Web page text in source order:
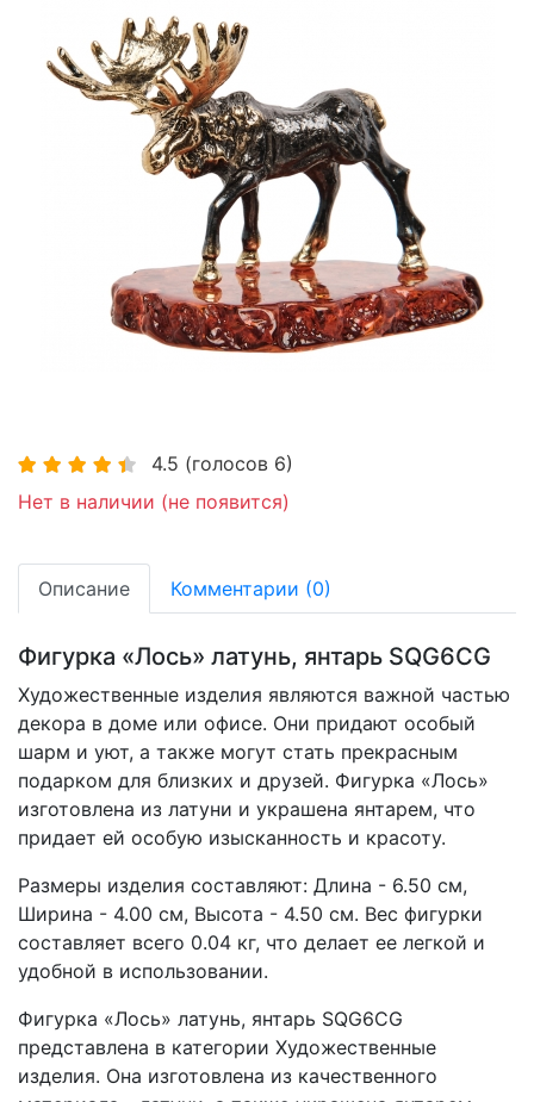
4.5 (голосов 6)
Нет в наличии (не появится)
Описание Комментарии (0)
Фигурка «Лось» латунь, янтарь SQG6CG
Художественные изделия являются важной частью
декора в доме или офисе. Они придают особый
шарм и уют, а также могут стать прекрасным
подарком для близких и друзей. Фигурка «Лось»
изготовлена из латуни и украшена янтарем, что
придает ей особую изысканность и красоту.
Размеры изделия составляют: Длина - 6.50 см,
Ширина - 4.00 см, Высота - 4.50 см. Вес фигурки
составляет всего 0.04 кг, что делает ее легкой и
удобной в использовании.
Фигурка «Лось» латунь, янтарь SQG6CG
представлена в категории Художественные
изделия. Она изготовлена из качественного